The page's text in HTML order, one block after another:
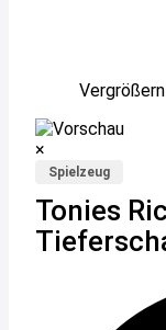
Vergrößern
×
Spielzeug
Tonies